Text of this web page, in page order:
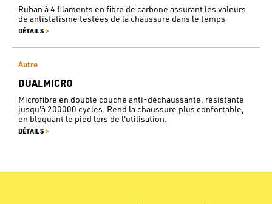
Ruban à 4 filaments en fibre de carbone assurant les valeurs
de antistatisme testées de la chaussure dans le temps
DÉTAILS >
Autre
DUALMICRO
Microfibre en double couche anti-déchaussante, résistante
jusqu'à 200000 cycles. Rend la chaussure plus confortable,
en bloquant le pied lors de l'utilisation.
DÉTAILS >